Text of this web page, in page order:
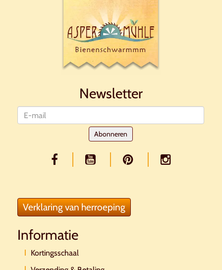
Newsletter
Abonneren
Verklaring van herroeping
Informatie
Kortingsschaal